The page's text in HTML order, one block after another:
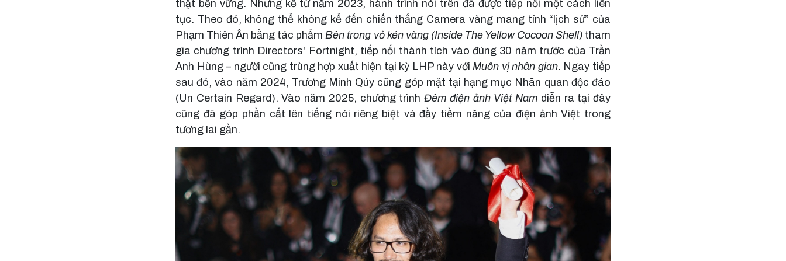
thật bền vững. Nhưng kể từ năm 2023, hành trình nói trên đã được tiếp nối một cách liên
tục. Theo đó, không thể không kể đến chiến thắng Camera vàng mang tính “lịch sử” của
Phạm Thiên Ân bằng tác phẩm Bên trong vỏ kén vàng (Inside The Yellow Cocoon Shell)tham
gia chương trình Directors' Fortnight, tiếp nối thành tích vào đúng 30 năm trước của Trần
Anh Hùng – người cũng trùng hợp xuất hiện tại kỳ LHP này với Muôn vị nhân gian. Ngay tiếp
sau đó, vào năm 2024, Trương Minh Qúy cũng góp mặt tại hạng mục Nhãn quan độc đáo
(Un Certain Regard). Vào năm 2025, chương trình Đêm điện ảnh Việt Nam diễn ra tại đây
cũng đã góp phần cất lên tiếng nói riêng biệt và đầy tiềm năng của điện ảnh Việt trong
tương lai gần.